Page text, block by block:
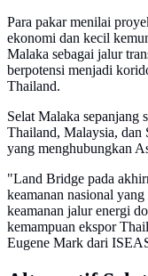
Para pakar menilai
ekonomi dan kecil
Malaka sebagai jalur
berpotensi menjadi
Thailand.
Selat Malaka sepanjang
Thailand, Malaysia, dan
yang menghubungkan
"Land Bridge pada
keamanan nasional
keamanan jalur energi
kemampuan ekspor
Eugene Mark dari